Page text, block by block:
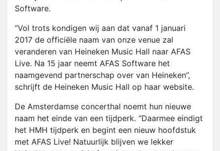
Software.
“Vol trots kondigen wij aan dat vanaf 1 januari
2017 de officiële naam van onze venue zal
veranderen van Heineken Music Hall naar AFAS
Live. Na 15 jaar neemt AFAS Software het
naamgevend partnerschap over van Heineken”,
schrijft de Heineken Music Hall op haar website.
De Amsterdamse concerthal noemt hun nieuwe
naam het einde van een tijdperk. “Daarmee eindigt
het HMH tijdperk en begint een nieuw hoofdstuk
met AFAS Live! Natuurlijk blijven we lekker